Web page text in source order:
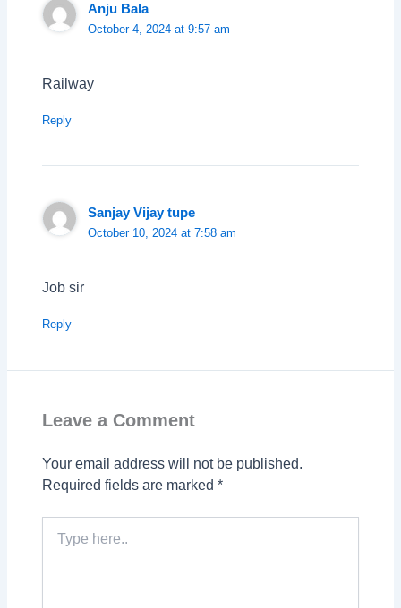
Anju Bala
October 4, 2024 at 9:57 am
Railway
Reply
Sanjay Vijay tupe
October 10, 2024 at 7:58 am
Job sir
Reply
Leave a Comment
Your email address will not be published.
Required fields are marked*
here..